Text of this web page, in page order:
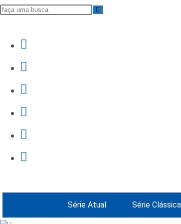
Série Atual Série Clássica